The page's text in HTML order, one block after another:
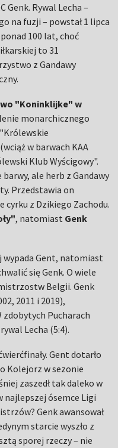
Genk. Rywal Lecha –
na fuzji – powstał 1 lipca
100 lat, choć
to 31
z Gandawy
"Koninklijke" w
monarchicznego
w barwach KAA
Klub Wyścigowy".
ale herb z Gandawy
Przedstawia on
cyrku z Dzikiego Zachodu.
, natomiast Genk
Gent, natomiast
się Genk. O wiele
Belgii. Genk
2011 i 2019),
Pucharach
Lecha (5:4).
Gent dotarło
Kolejorz w sezonie
zaszedł tak daleko w
najlepszej ósemce Ligi
Genk awansował
starcie wyszło z
sporej rzeczy – nie